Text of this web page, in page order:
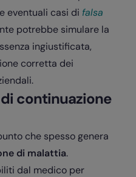
eventuali casi di falsa
potrebbe simulare la
ingiustificata,
corretta dei
continuazione
che spesso genera
di malattia.
dal medico per